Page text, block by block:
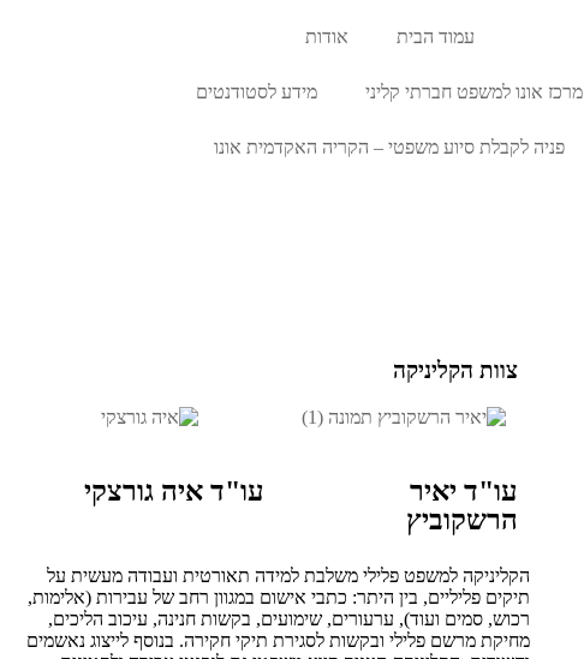
עמוד הבית אודות
מרכז אונו למשפט חברתי קליני מידע לסטודנטים
פניה לקבלת סיוע משפטי – הקריה האקדמית אונו
צוות הקליניקה
עו"ד יאיר
הרשקוביץ
עו"ד איה גורצקי
הקליניקה למשפט פלילי משלבת למידה תאורטית ועבודה מעשית על
תיקים פליליים, בין היתר: כתבי אישום במגוון רחב של עבירות (אלימות,
רכוש, סמים ועוד), ערעורים, שימועים, בקשות חנינה, עיכוב הליכים,
מחיקת מרשם פלילי ובקשות לסגירת תיקי חקירה. בנוסף לייצוג נאשמים